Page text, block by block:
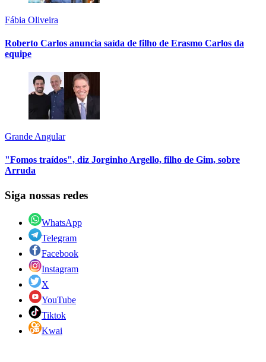
Fábia Oliveira
Roberto Carlos anuncia saída de filho de Erasmo Carlos da
equipe
Grande Angular
"Fomos traídos", diz Jorginho Argello, filho de Gim, sobre
Arruda
Siga nossas redes
WhatsApp
Telegram
Facebook
Instagram
X
YouTube
Tiktok
Kwai